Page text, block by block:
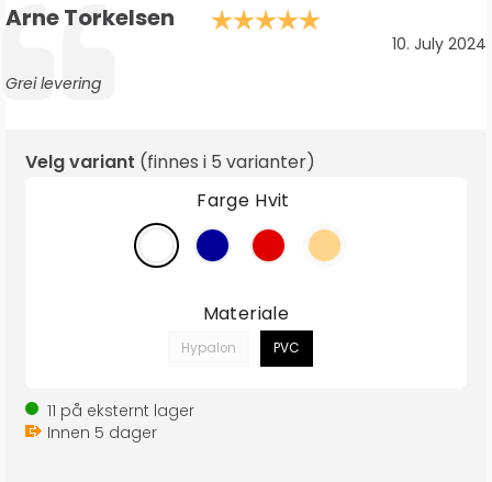
Testimonial
Forfatter:
Arne Torkelsen
Dato:
10. July 2024
Tekst:
Grei levering
Velg variant (finnes i 5 varianter)
Farge Hvit
Materiale
Hypalon PVC
11 på eksternt lager
Innen 5 dager